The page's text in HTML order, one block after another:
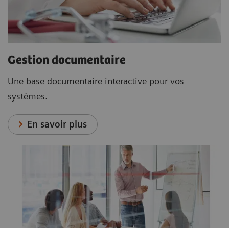
Gestion documentaire
Une base documentaire interactive pour vos
systèmes.
En savoir plus